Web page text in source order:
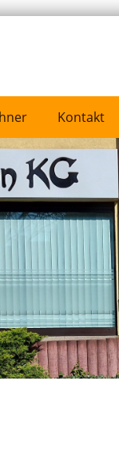
Kontakt